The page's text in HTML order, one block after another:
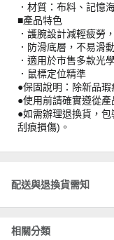
．材質：布料、記憶
■產品特色
．護腕設計減輕疲勞
．防滑底層，不易滑
．適用於市售多款光
．鼠標定位精準
●保固說明：除新品瑕
●使用前請確實遵從
●如需辦理退換貨，
刮痕損傷)。
配送與退換貨需知
相關分類